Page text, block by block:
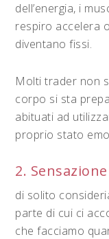
dell’energia, i
respiro accelera
diventano fissi.
Molti trader non
corpo si sta
abituati ad
proprio stato
2. Sensazione
di solito
parte di cui ci
che facciamo